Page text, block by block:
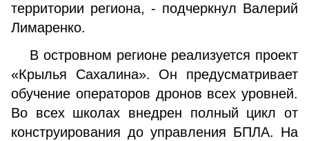
территории региона, - подчеркнул Валерий
Лимаренко.
В островном регионе реализуется проект
«Крылья Сахалина». Он предусматривает
обучение операторов дронов всех уровней.
Во всех школах внедрен полный цикл от
конструирования до управления БПЛА. На